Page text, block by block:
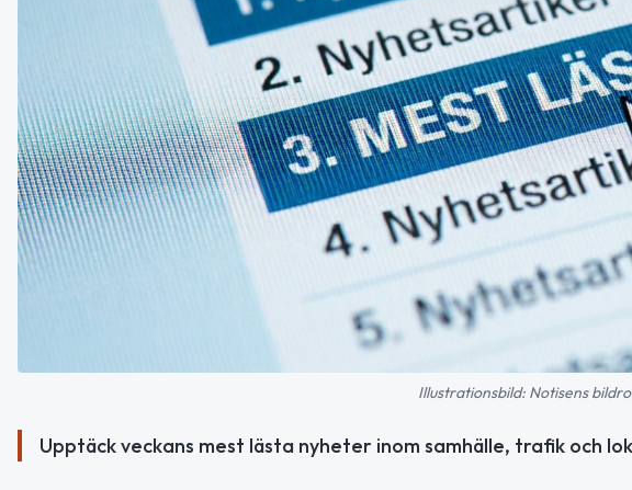
Illustrationsbild: Notisens
Upptäck veckans mest lästa nyheter inom samhälle, trafik och